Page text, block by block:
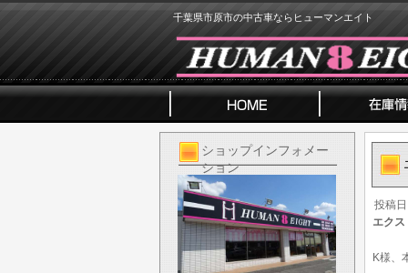
千葉県市原市の中古車ならヒューマンエイト
ショップインフォメー
ション
投稿日
エク
K様、